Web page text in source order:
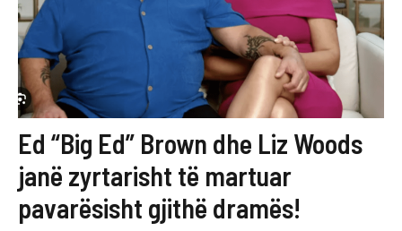
Ed “Big Ed” Brown dhe Liz Woods
janë zyrtarisht të martuar
pavarësisht gjithë dramës!